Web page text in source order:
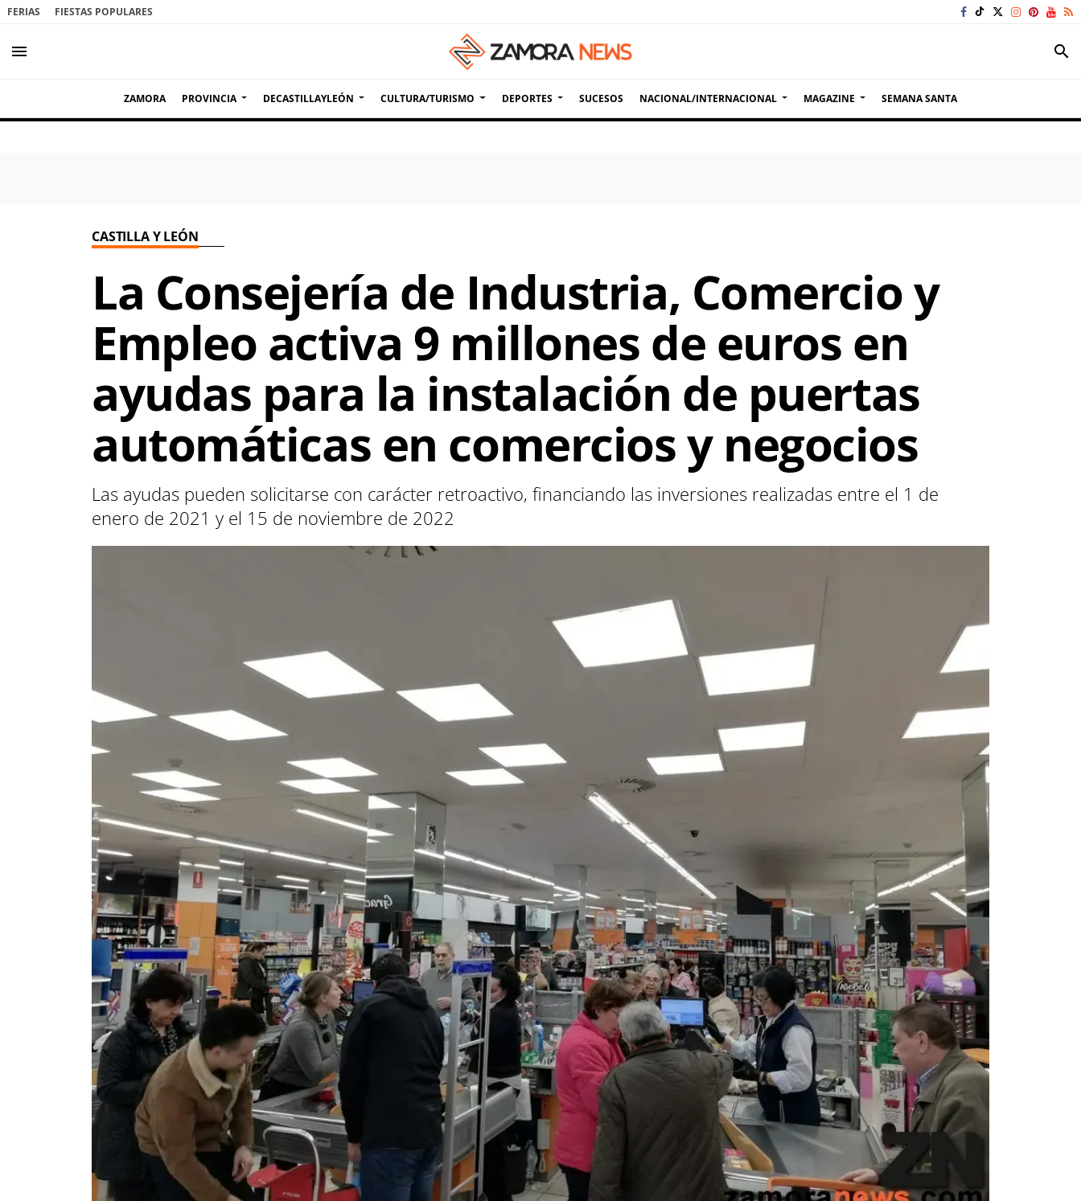
FERIAS FIESTAS POPULARES
menu search
ZAMORA PROVINCIA DECASTILLAYLEÓN CULTURA/TURISMO DEPORTES SUCESOS NACIONAL/INTERNACIONAL MAGAZINE SEMANA SANTA
CASTILLA Y LEÓN
La Consejería de Industria, Comercio y
Empleo activa 9 millones de euros en
ayudas para la instalación de puertas
automáticas en comercios y negocios
Las ayudas pueden solicitarse con carácter retroactivo, financiando las inversiones realizadas entre el 1 de
enero de 2021 y el 15 de noviembre de 2022